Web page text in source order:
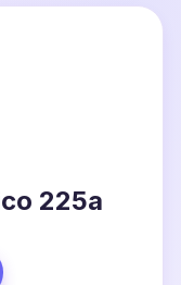
225a